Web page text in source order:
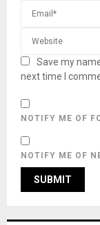
Save my
next time I
NOTIFY ME OF
NOTIFY ME OF